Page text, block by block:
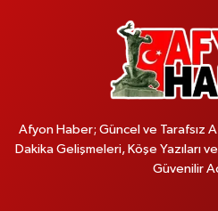
Afyon Haber; Güncel ve Tarafsız
Dakika Gelişmeleri, Köşe Yazıları
Güvenilir